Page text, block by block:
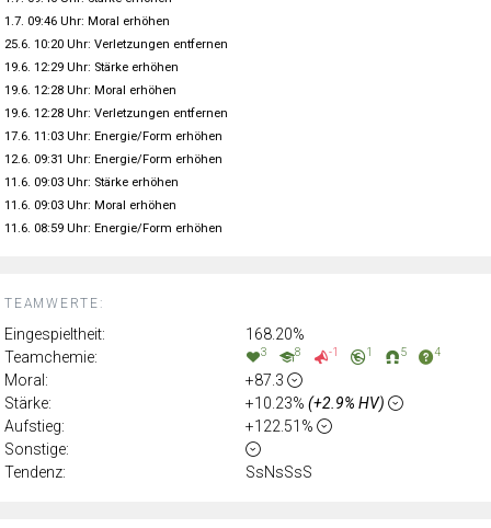
TEAMWERTE:
Eingespieltheit:
168.20%
Teamchemie:
3 8 -1 1 5 4
Moral:
+87.3
Stärke:
+10.23% (+2.9% HV)
Aufstieg:
+122.51%
Sonstige:
Tendenz:
SsNsSsS
1.7. 09:46 Uhr: Moral erhöhen
25.6. 10:20 Uhr: Verletzungen entfernen
19.6. 12:29 Uhr: Stärke erhöhen
19.6. 12:28 Uhr: Moral erhöhen
19.6. 12:28 Uhr: Verletzungen entfernen
17.6. 11:03 Uhr: Energie/Form erhöhen
12.6. 09:31 Uhr: Energie/Form erhöhen
11.6. 09:03 Uhr: Stärke erhöhen
11.6. 09:03 Uhr: Moral erhöhen
11.6. 08:59 Uhr: Energie/Form erhöhen